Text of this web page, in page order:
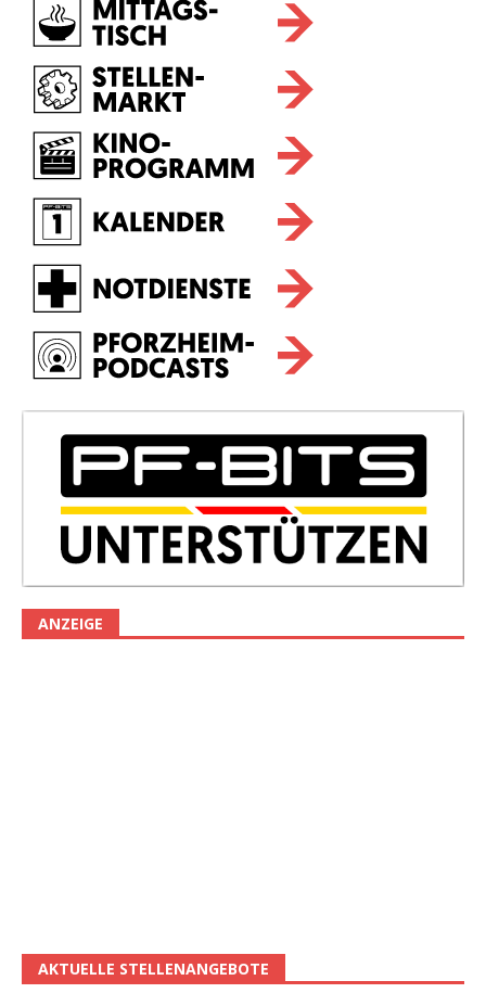
ANZEIGE
AKTUELLE STELLENANGEBOTE